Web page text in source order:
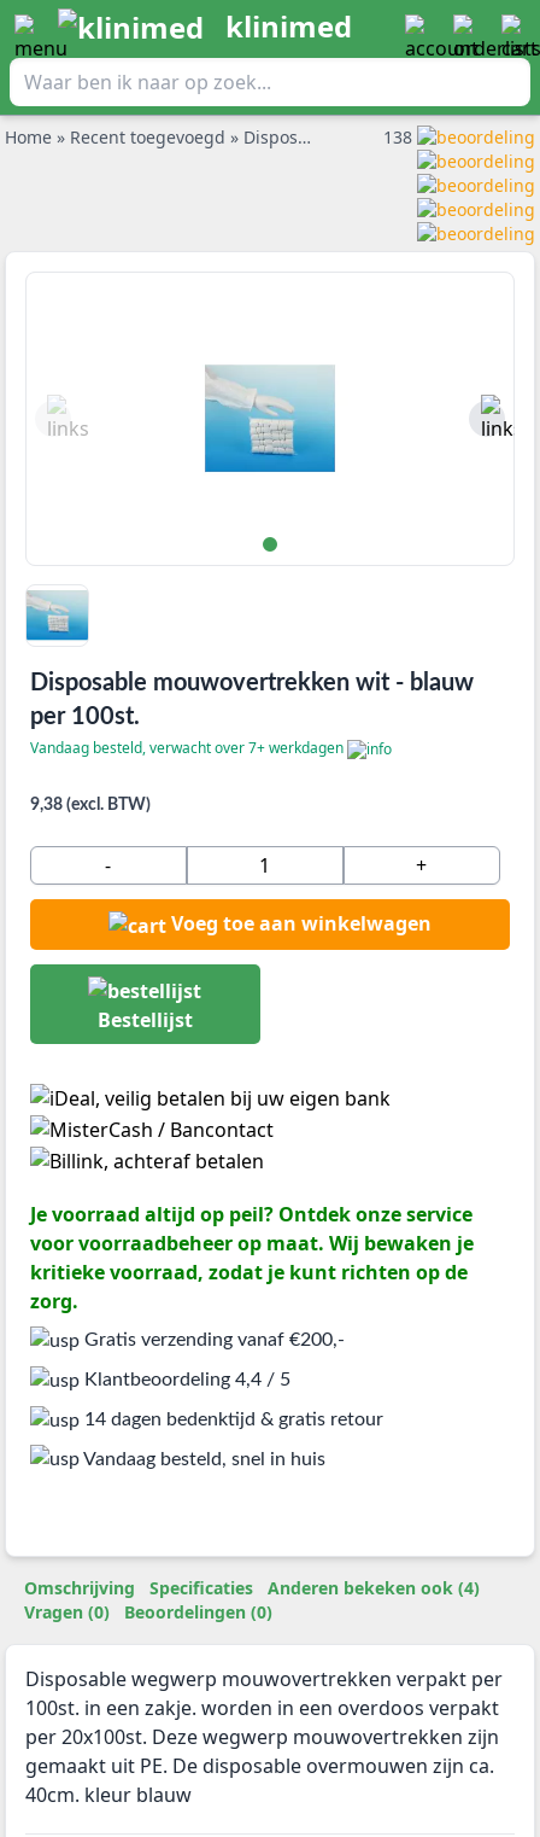
klinimed
Home » Recent toegevoegd » Disposable mouwovertrekken wit - blauw per 100st. 138
Disposable mouwovertrekken wit - blauw
per 100st.
Vandaag besteld, verwacht over 7+ werkdagen
9,38 (excl. BTW)
- +
Voeg toe aan winkelwagen
Bestellijst
Je voorraad altijd op peil? Ontdek onze service
voor voorraadbeheer op maat. Wij bewaken je
kritieke voorraad, zodat je kunt richten op de
zorg.
Gratis verzending vanaf €200,-
Klantbeoordeling 4,4 / 5
14 dagen bedenktijd & gratis retour
Vandaag besteld, snel in huis
Omschrijving Specificaties
Anderen bekeken ook (4)
Vragen (0)
Beoordelingen (0)
Disposable wegwerp mouwovertrekken verpakt per
100st. in een zakje. worden in een overdoos verpakt
per 20x100st. Deze wegwerp mouwovertrekken zijn
gemaakt uit PE. De disposable overmouwen zijn ca.
40cm. kleur blauw